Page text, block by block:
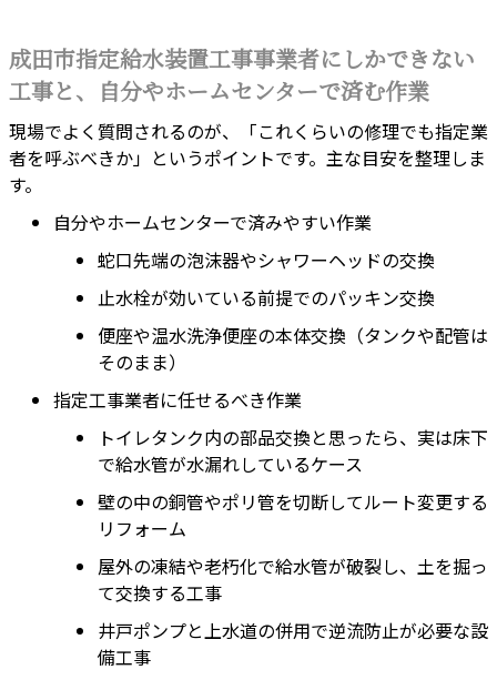
成田市指定給水装置工事事業者にしかできない
工事と、自分やホームセンターで済む作業
現場でよく質問されるのが、「これくらいの修理でも指定業
者を呼ぶべきか」というポイントです。主な目安を整理しま
す。
自分やホームセンターで済みやすい作業
蛇口先端の泡沫器やシャワーヘッドの交換
止水栓が効いている前提でのパッキン交換
便座や温水洗浄便座の本体交換（タンクや配管は
そのまま）
指定工事業者に任せるべき作業
トイレタンク内の部品交換と思ったら、実は床下
で給水管が水漏れしているケース
壁の中の銅管やポリ管を切断してルート変更する
リフォーム
屋外の凍結や老朽化で給水管が破裂し、土を掘っ
て交換する工事
井戸ポンプと上水道の併用で逆流防止が必要な設
備工事